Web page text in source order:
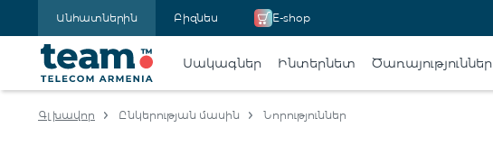
Անհատներին Բիզնես E-shop
Սակագներ Ինտերնետ Ծառայություններ
Գլխավոր Ընկերության մասին Նորություններ